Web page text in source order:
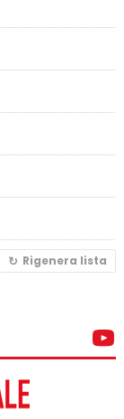
Rigenera lista